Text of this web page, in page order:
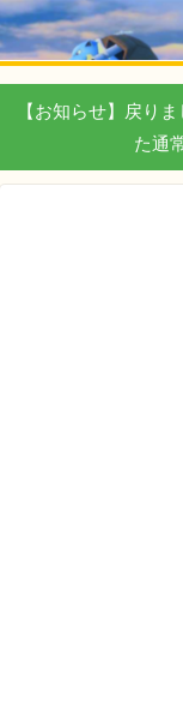
【お知らせ】戻り
た通